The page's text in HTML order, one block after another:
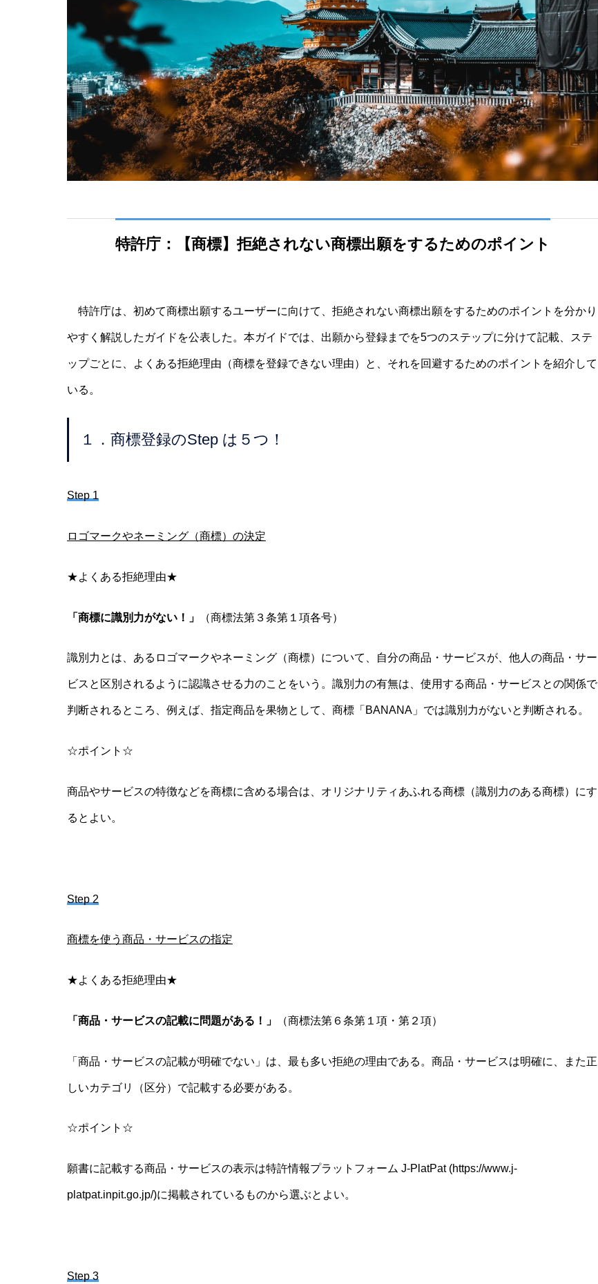
特許庁：【商標】拒絶されない商標出願をするためのポイント
特許庁は、初めて商標出願するユーザーに向けて、拒絶されない商標出願をするためのポイントを分かり
やすく解説したガイドを公表した。本ガイドでは、出願から登録までを5つのステップに分けて記載、ステ
ップごとに、よくある拒絶理由（商標を登録できない理由）と、それを回避するためのポイントを紹介して
いる。
１．商標登録のStep は５つ！
Step 1
ロゴマークやネーミング（商標）の決定
★よくある拒絶理由★
「商標に識別力がない！」 （商標法第３条第１項各号）
識別力とは、あるロゴマークやネーミング（商標）について、自分の商品・サービスが、他人の商品・サー
ビスと区別されるように認識させる力のことをいう。識別力の有無は、使用する商品・サービスとの関係で
判断されるところ、例えば、指定商品を果物として、商標「BANANA」では識別力がないと判断される。
☆ポイント☆
商品やサービスの特徴などを商標に含める場合は、オリジナリティあふれる商標（識別力のある商標）にす
るとよい。
Step 2
商標を使う商品・サービスの指定
★よくある拒絶理由★
「商品・サービスの記載に問題がある！」 （商標法第６条第１項・第２項）
「商品・サービスの記載が明確でない」は、最も多い拒絶の理由である。商品・サービスは明確に、また正
しいカテゴリ（区分）で記載する必要がある。
☆ポイント☆
願書に記載する商品・サービスの表示は特許情報プラットフォーム J-PlatPat (https://www.j-
platpat.inpit.go.jp/)に掲載されているものから選ぶとよい。
Step 3